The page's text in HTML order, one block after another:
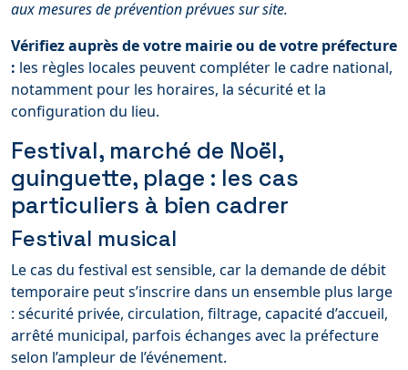
aux mesures de prévention prévues sur site.
Vérifiez auprès de votre mairie ou de votre préfecture
: les règles locales peuvent compléter le cadre national,
notamment pour les horaires, la sécurité et la
configuration du lieu.
Festival, marché de Noël,
guinguette, plage : les cas
particuliers à bien cadrer
Festival musical
Le cas du festival est sensible, car la demande de débit
temporaire peut s’inscrire dans un ensemble plus large
: sécurité privée, circulation, filtrage, capacité d’accueil,
arrêté municipal, parfois échanges avec la préfecture
selon l’ampleur de l’événement.